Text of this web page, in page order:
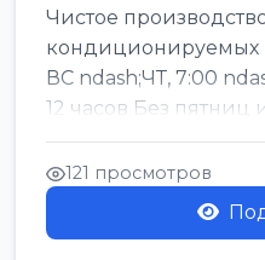
Чистое
кондиционируемых
ВС ndash;ЧТ, 7:00
12 часов Без пятниц
Офаким, Нети...
121 просмотров